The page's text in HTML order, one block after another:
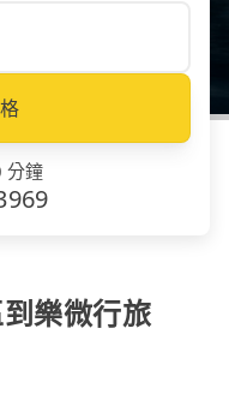
分鐘
樂微行旅